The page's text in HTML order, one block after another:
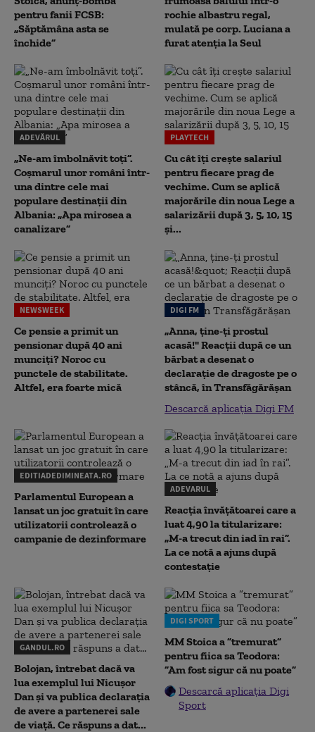
pentru fanii FCSB:
„Săptămâna asta se
închide”
rochie albastru regal,
mulată pe corp. Luciana a
furat atenția la Seul
ADEVĂRUL
„Ne-am îmbolnăvit toți”.
Coșmarul unor români într-
una dintre cele mai
populare destinații din
Albania: „Apa mirosea a
canalizare”
PLAYTECH
Cu cât îți crește salariul
pentru fiecare prag de
vechime. Cum se aplică
majorările din noua Lege a
salarizării după 3, 5, 10, 15
și...
NEWSWEEK
Ce pensie a primit un
pensionar după 40 ani
munciți? Noroc cu
punctele de stabilitate.
Altfel, era foarte mică
DIGI FM
„Anna, ţine-ţi prostul
acasă!" Reacţii după ce un
bărbat a desenat o
declaraţie de dragoste pe o
stâncă, în Transfăgărăşan
Descarcă aplicația Digi FM
EDITIADEDIMINEATA.RO
Parlamentul European a
lansat un joc gratuit în care
utilizatorii controlează o
campanie de dezinformare
ADEVARUL
Reacția învățătoarei care a
luat 4,90 la titularizare:
„M-a trecut din iad în rai”.
La ce notă a ajuns după
contestație
GANDUL.RO
Bolojan, întrebat dacă va
lua exemplul lui Nicușor
Dan și va publica declarația
de avere a partenerei sale
de viață. Ce răspuns a dat...
DIGI SPORT
MM Stoica a ”tremurat”
pentru fiica sa Teodora:
”Am fost sigur că nu poate”
Descarcă aplicația Digi
Sport